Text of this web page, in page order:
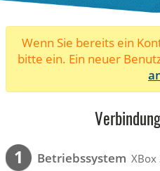
Wenn Sie bereits ein
bitte ein. Ein neuer
1 Betriebssystem XBox